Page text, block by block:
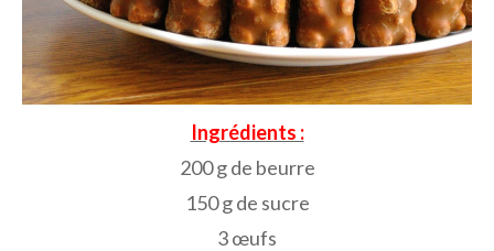
Ingrédients :
200 g de beurre
150 g de sucre
3 œufs